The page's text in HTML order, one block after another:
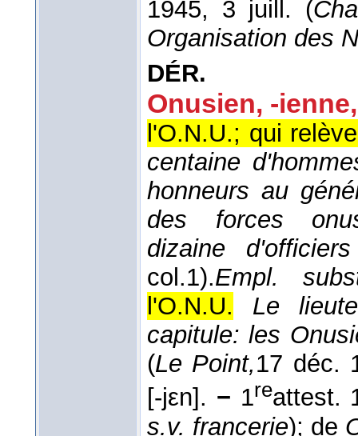
1945, 3 juill. (
Organisation des
DÉR.
Onusien, -ienne,
l'O.N.U.; qui
centaine
honneurs au
des forces
dizaine d'officiers
col.1).Empl.
l'O.N.U.
Le
capitule: les
(Le Point,17 déc.
[-jεn]. − 1reattest.
s.v. francerie); de